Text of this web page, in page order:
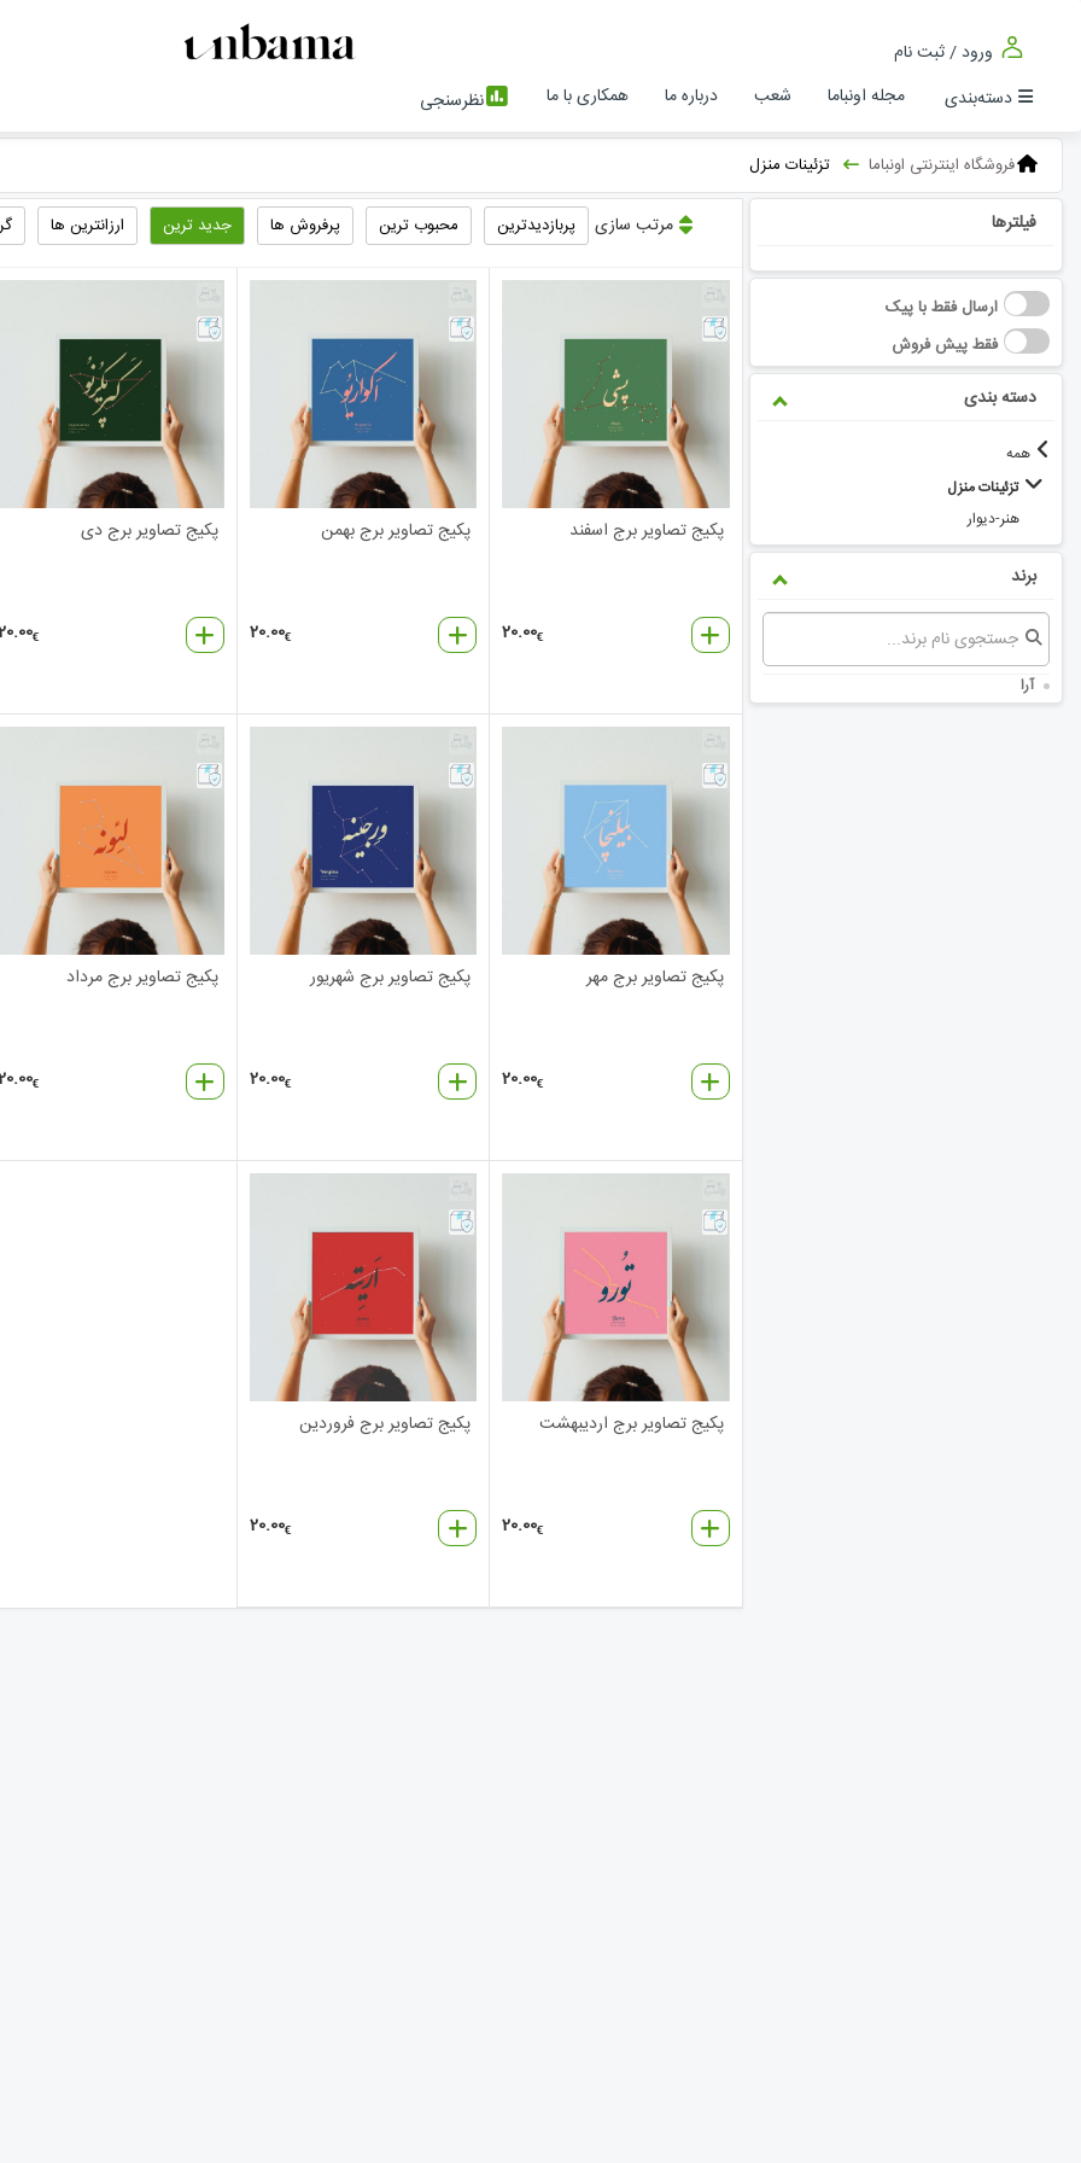
ورود / ثبت نام
دسته‌بندی
مجله اونباما شعب درباره ما همکاری با ما نظرسنجی
فروشگاه اینترنتی اونباما تزئینات منزل
فیلترها
ارسال فقط با پیک
فقط پیش فروش
دسته بندی
همه
تزئینات منزل
هنر-دیوار
برند
آرا
مرتب سازی پربازدیدترین محبوب ترین پرفروش ها جدید ترین ارزانترین ها
پکیج تصاویر برج اسفند
20.00€
پکیج تصاویر برج بهمن
20.00€
پکیج تصاویر برج دی
€
پکیج تصاویر برج مهر
20.00€
پکیج تصاویر برج شهریور
20.00€
پکیج تصاویر برج مرداد
€
پکیج تصاویر برج اردیبهشت
20.00€
پکیج تصاویر برج فروردین
20.00€